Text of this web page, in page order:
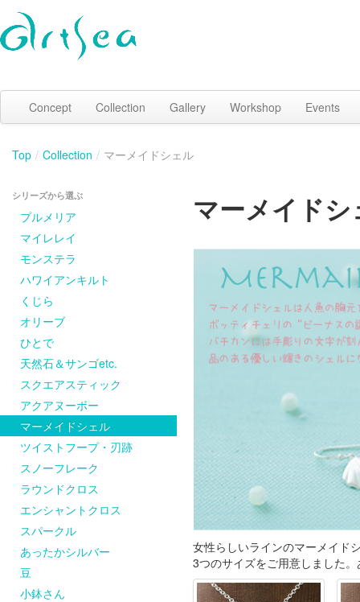
Concept Collection Gallery Workshop Events
Top / Collection / マーメイドシェル
シリーズから選ぶ
プルメリア
マイレレイ
モンステラ
ハワイアンキルト
くじら
オリーブ
ひとで
天然石＆サンゴetc.
スクエアスティック
アクアヌーボー
マーメイドシェル
ツイストフープ・刃跡
スノーフレーク
ラウンドクロス
エンシャントクロス
スパークル
あったかシルバー
豆
小鉢さん
マーメイドシ
女性らしいラインのマーメイド
3つのサイズをご用意しました